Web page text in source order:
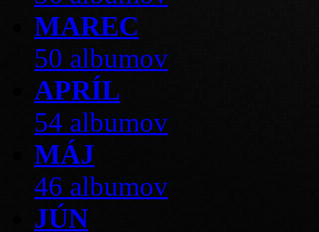
MAREC
50 albumov
APRÍL
54 albumov
MÁJ
46 albumov
JÚN